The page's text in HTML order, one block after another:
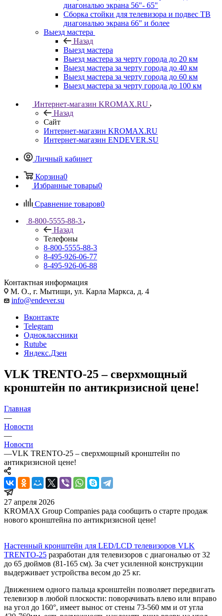
диагональю экрана 56"- 65"
Сборка стойки для телевизора и подвес ТВ
диагональю экрана 66" и более
Выезд мастера
Назад
Выезд мастера
Выезд мастера за черту города до 20 км
Выезд мастера за черту города до 40 км
Выезд мастера за черту города до 60 км
Выезд мастера за черту города до 100 км
Интернет-магазин KROMAX.RU
Назад
Сайт
Интернет-магазин KROMAX.RU
Интернет-магазин ENDEVER.SU
Личный кабинет
Корзина0
Избранные товары0
Сравнение товаров0
8-800-5555-88-3
Назад
Телефоны
8-800-5555-88-3
8-495-926-06-77
8-495-926-06-88
Контактная информация
М. О., г. Мытищи, ул. Карла Маркса, д. 4
info@endever.su
Вконтакте
Telegram
Одноклассники
Rutube
Яндекс.Дзен
VLK TRENTO-25 – сверхмощный
кронштейн по антикризисной цене!
Главная
—
Новости
—
Новости
—VLK TRENTO-25 – сверхмощный кронштейн по
антикризисной цене!
27 апреля 2026
KROMAX Group Companies рада сообщить о старте продаж
нового кронштейна по антикризисной цене!
Настенный кронштейн для LED/LCD телевизоров VLK
TRENTO-25 разработан для телевизоров c диагональю от 32
до 65 дюймов (81-165 см). За счет усиленной конструкции
выдерживает устройства весом до 25 кг.
Движением одного пальца кронштейн позволяет передвигать
телевизор в любой плоскости: поворачивать влево или вправо
на угол до 160°, имеет вынос от стены 73-560 мм и от угла